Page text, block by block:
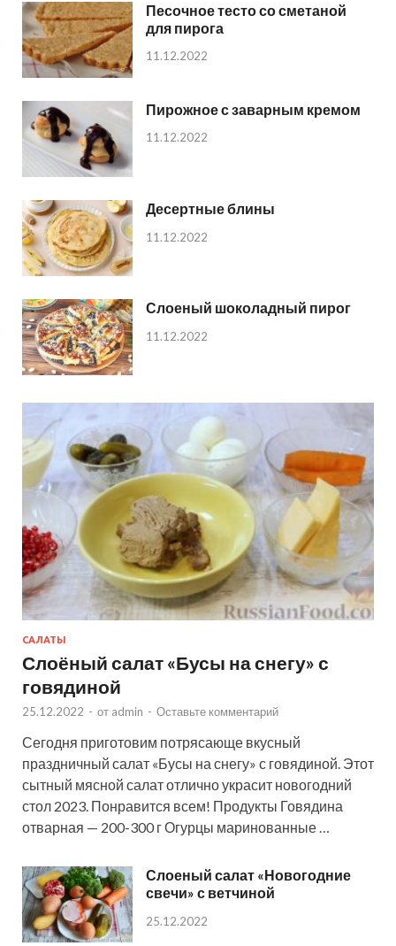
Песочное тесто со сметаной
для пирога
11.12.2022
Пирожное с заварным кремом
11.12.2022
Десертные блины
11.12.2022
Слоеный шоколадный пирог
11.12.2022
САЛАТЫ
Слоёный салат «Бусы на снегу» с
говядиной
25.12.2022 - от admin - Оставьте комментарий
Сегодня приготовим потрясающе вкусный
праздничный салат «Бусы на снегу» с говядиной. Этот
сытный мясной салат отлично украсит новогодний
стол 2023. Понравится всем! Продукты Говядина
отварная — 200-300 г Огурцы маринованные …
Слоеный салат «Новогодние
свечи» с ветчиной
25.12.2022